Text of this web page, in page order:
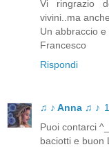
Vi ringrazio
vivini..ma
Un abbraccio e
Francesco
Rispondi
♫ ♪ Anna ♫ ♪
Puoi contarci
baciotti e buon